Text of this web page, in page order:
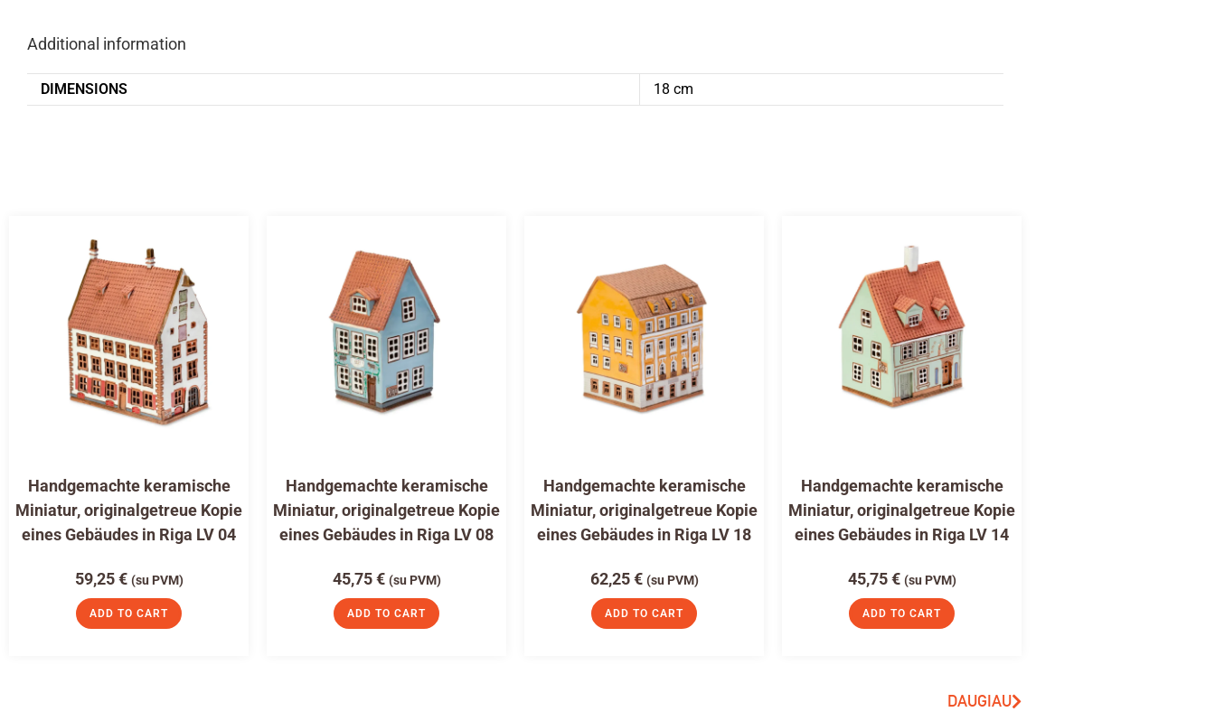
Additional information
DIMENSIONS 18 cm
Handgemachte keramische
Miniatur, originalgetreue Kopie
eines Gebäudes in Riga LV 04
59,25€ (su PVM)
ADD TO CART
Handgemachte keramische
Miniatur, originalgetreue Kopie
eines Gebäudes in Riga LV 08
45,75€ (su PVM)
ADD TO CART
Handgemachte keramische
Miniatur, originalgetreue Kopie
eines Gebäudes in Riga LV 18
62,25€ (su PVM)
ADD TO CART
Handgemachte keramische
Miniatur, originalgetreue Kopie
eines Gebäudes in Riga LV 14
45,75€ (su PVM)
ADD TO CART
DAUGIAU